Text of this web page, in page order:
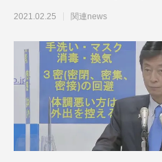
（C
2021.02.25 関連news